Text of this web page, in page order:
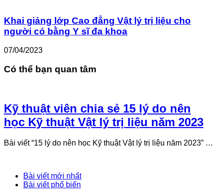
Khai giảng lớp Cao đẳng Vật lý trị liệu cho
người có bằng Y sĩ đa khoa
07/04/2023
Có thể bạn quan tâm
Kỹ thuật viên chia sẻ 15 lý do nên
học Kỹ thuật Vật lý trị liệu năm 2023
Bài viết “15 lý do nên học Kỹ thuật Vật lý trị liệu năm 2023” …
Bài viết mới nhất
Bài viết phổ biến